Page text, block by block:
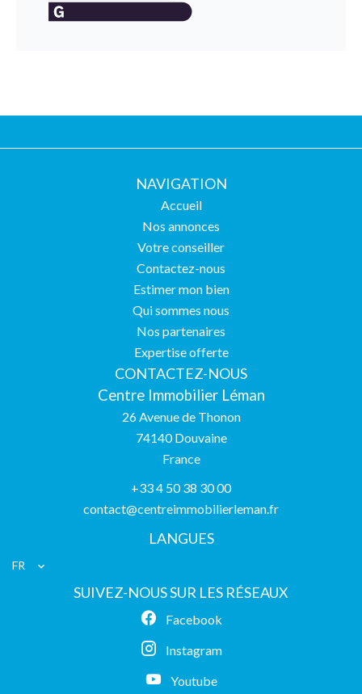
NAVIGATION
Accueil
Nos annonces
Votre conseiller
Contactez-nous
Estimer mon bien
Qui sommes nous
Nos partenaires
Expertise offerte
CONTACTEZ-NOUS
Centre Immobilier Léman
26 Avenue de Thonon
74140Douvaine
France
+33 4 50 38 30 00
contact@centreimmobilierleman.fr
LANGUES
FR
SUIVEZ-NOUS SUR LES RÉSEAUX
Facebook
Instagram
Youtube